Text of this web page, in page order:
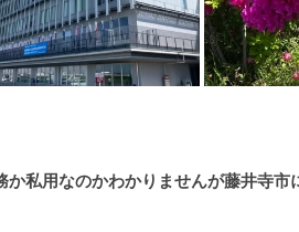
か私用なのかわかりませんが藤井寺市